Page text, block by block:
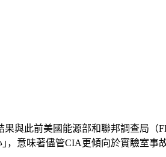
與此前美國能源部和聯邦調查局（
，意味著儘管CIA更傾向於實驗室事